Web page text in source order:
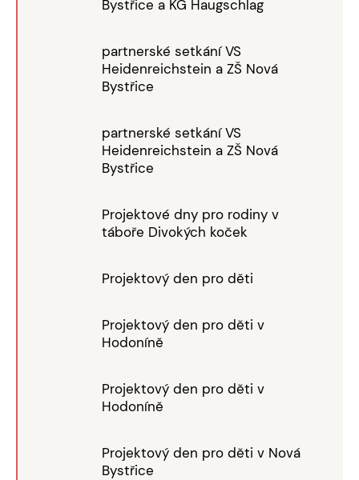
Bystřice a KG Haugschlag
partnerské setkání VS
Heidenreichstein a ZŠ Nová
Bystřice
partnerské setkání VS
Heidenreichstein a ZŠ Nová
Bystřice
Projektové dny pro rodiny v
táboře Divokých koček
Projektový den pro děti
Projektový den pro děti v
Hodoníně
Projektový den pro děti v
Hodoníně
Projektový den pro děti v Nová
Bystřice